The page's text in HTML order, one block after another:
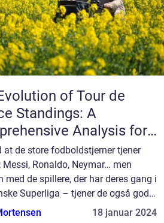
of Tour de
Standings: A
Analysis for
Enthusiasts
at de store fodboldstjerner tjener
Messi, Ronaldo, Neymar… men
med de spillere, der har deres gang i
Superliga – tjener de også gode
Vi har taget et kig på de 10 bedst
18 januar 2024